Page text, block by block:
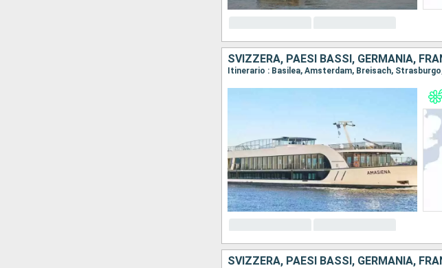
SVIZZERA, PAESI BASSI, GERMANIA,
SVIZZERA, PAESI BASSI, GERMANIA,